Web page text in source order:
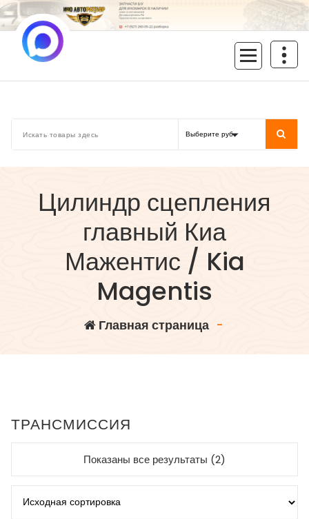
Перейти
к
содержимому
Цилиндр сцепления
главный Киа
Мажентис / Kia
Magentis
Главная страница-
ТРАНСМИССИЯ
Показаны все результаты (2)